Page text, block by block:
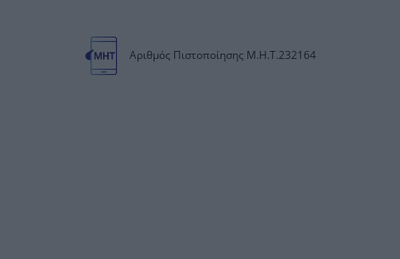
Αριθμός Πιστοποίησης Μ.Η.Τ.232164